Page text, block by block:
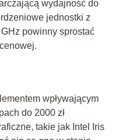
wydajność do
jednostki z
powinny sprostać
wpływającym
do 2000 zł
takie jak Intel Iris